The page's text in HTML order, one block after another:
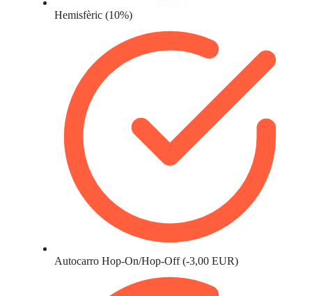
Hemisfèric (10%)
Autocarro Hop-On/Hop-Off (-3,00 EUR)